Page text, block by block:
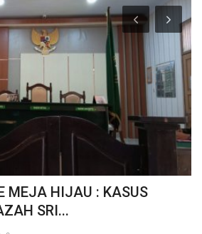
MEJA HIJAU : KASUS
SRI...